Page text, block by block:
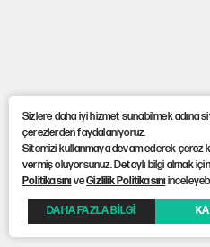
İlkay Çiçek’in eşinden yazışma
Akın Gürlek'le görüşen Uğur
açıklama
> Saldırı amacı ile aracından
Sizlere daha iyi hizmet sunabilmek adına
çerezlerden faydalanıyoruz.
Sitemizi kullanmaya devam ederek çerez
vermiş oluyorsunuz. Detaylı bilgi almak için
PolitikasınıveGizlilik Politikasını
DAHA FAZLA BİLGİ